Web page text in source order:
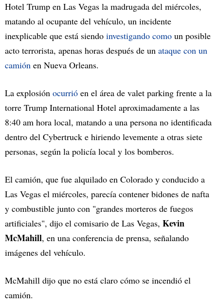
Hotel Trump en Las Vegas la madrugada del miércoles,
matando al ocupante del vehículo, un incidente
inexplicable que está siendo investigando como un posible
acto terrorista, apenas horas después de un ataque con un
camión en Nueva Orleans.
La explosión ocurrió en el área de valet parking frente a la
torre Trump International Hotel aproximadamente a las
8:40 am hora local, matando a una persona no identificada
dentro del Cybertruck e hiriendo levemente a otras siete
personas, según la policía local y los bomberos.
El camión, que fue alquilado en Colorado y conducido a
Las Vegas el miércoles, parecía contener bidones de nafta
y combustible junto con "grandes morteros de fuegos
artificiales", dijo el comisario de Las Vegas, Kevin
McMahill, en una conferencia de prensa, señalando
imágenes del vehículo.
McMahill dijo que no está claro cómo se incendió el
camión.